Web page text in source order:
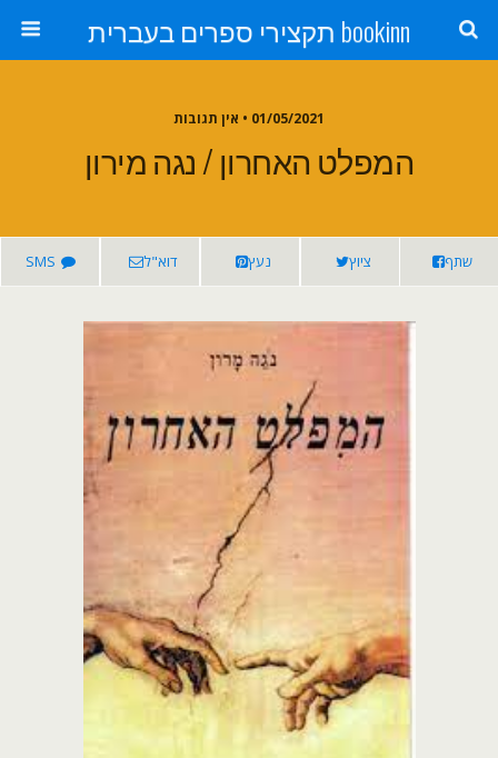
bookinn תקצירי ספרים בעברית
01/05/2021 • אין תגובות
המפלט האחרון / נגה מירון
שתף ציוץ נעץ דוא"ל SMS